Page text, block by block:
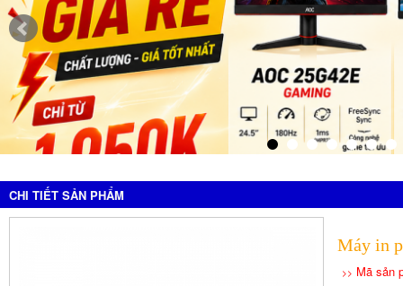
CHI TIẾT SẢN PHẨM
Máy in
>> Mã sản